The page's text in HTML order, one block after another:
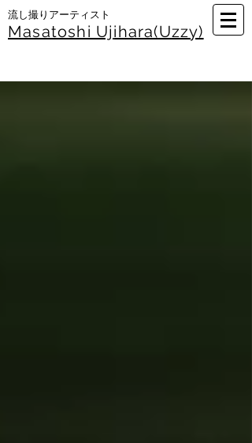
​流し撮りアーティスト
Masatoshi Ujihara(Uzzy)